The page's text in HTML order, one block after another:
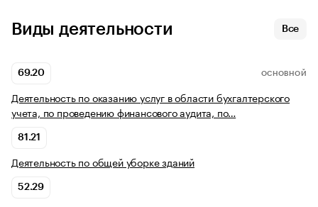
Виды деятельности Все
69.20 ОСНОВНОЙ
Деятельность по оказанию услуг в области бухгалтерского
учета, по проведению финансового аудита, по…
81.21
Деятельность по общей уборке зданий
52.29